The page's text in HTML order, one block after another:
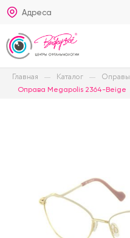
Адреса
Главная Каталог Оправы
Оправа Megapolis 2364-Beige